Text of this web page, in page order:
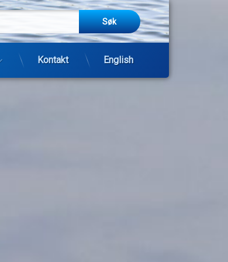
Hopp
Kontakt English